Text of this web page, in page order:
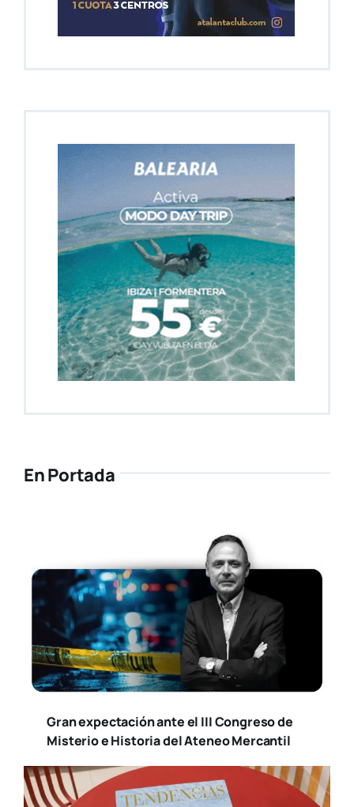
En Portada
Gran expectación ante el III Congreso de
Misterio e Historia del Ateneo Mercantil